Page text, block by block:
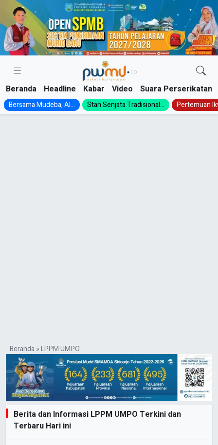
Skip
content
Beranda Headline Kabar Video Suara Perserikatan
Bersama Mudeba, Al... Stan Senjata Tradisional... Pertemuan
Beranda»LPPM UMPO
Berita dan Informasi LPPM UMPO Terkini dan
Terbaru Hari ini